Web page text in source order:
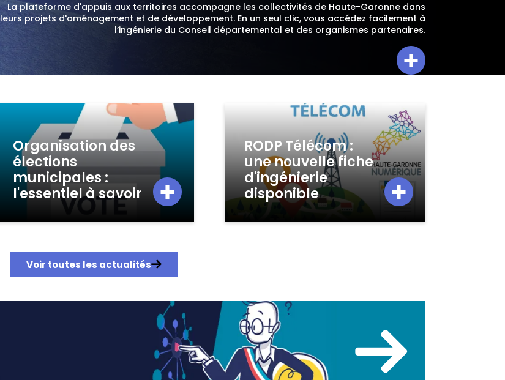
La plateforme d'appuis aux territoires accompagne les collectivités de Haute-Garonne dans
leurs projets d'aménagement et de développement. En un seul clic, vous accédez facilement à
l’ingénierie du Conseil départemental et des organismes partenaires.
Organisation des
élections
municipales :
l'essentiel à savoir
RODP Télécom :
une nouvelle fiche
d'ingénierie
disponible
Voir toutes les actualités
Découvrez les territoires